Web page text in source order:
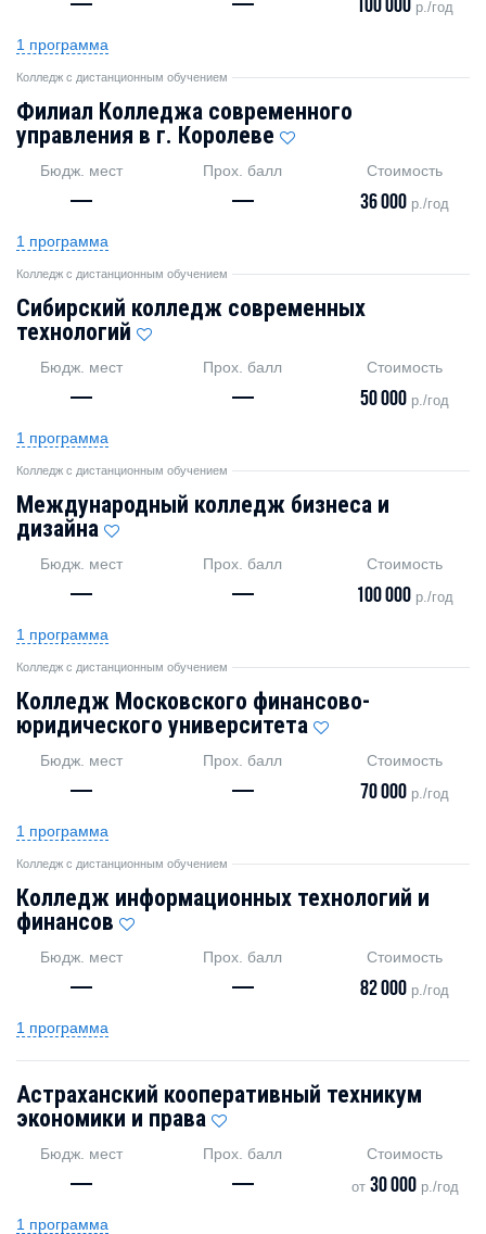
— — 100 000 р./год
1 программа
Колледж с дистанционным обучением
Филиал Колледжа современного
управления в г. Королеве
Бюдж. мест
—
Прох. балл
—
Стоимость
36 000 р./год
1 программа
Колледж с дистанционным обучением
Сибирский колледж современных
технологий
Бюдж. мест
—
Прох. балл
—
Стоимость
50 000 р./год
1 программа
Колледж с дистанционным обучением
Международный колледж бизнеса и
дизайна
Бюдж. мест
—
Прох. балл
—
Стоимость
100 000 р./год
1 программа
Колледж с дистанционным обучением
Колледж Московского финансово-
юридического университета
Бюдж. мест
—
Прох. балл
—
Стоимость
70 000 р./год
1 программа
Колледж с дистанционным обучением
Колледж информационных технологий и
финансов
Бюдж. мест
—
Прох. балл
—
Стоимость
82 000 р./год
1 программа
Астраханский кооперативный техникум
экономики и права
Бюдж. мест
—
Прох. балл
—
Стоимость
от 30 000р./год
1 программа